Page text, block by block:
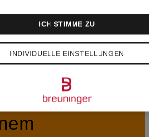
Versand ab CHF 149
INDIVIDUELLE EINSTELLUNGEN
ICH STIMME ZU